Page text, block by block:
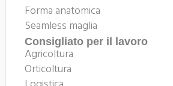
Forma anatomica
Seamless maglia
Consigliato per il lavoro
Agricoltura
Orticoltura